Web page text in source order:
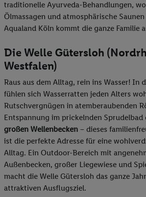
traditionelle Ayurveda-Behandlungen,
Ölmassagen und atmosphärische
Aqualand Köln kommt die ganze Familie
Die Welle Gütersloh
Westfalen)
Raus aus dem Alltag, rein ins Wasser! In
fühlen sich Wasserratten jeden Alters
Rutschvergnügen in atemberaubenden
Entspannung im prickelnden Sprudelbad
großen Wellenbecken – dieses
ist die perfekte Adresse für eine
Alltag. Ein Outdoor-Bereich mit
Außenbecken, großer Liegewiese und
macht die Welle Gütersloh das ganze
attraktiven Ausflugsziel.